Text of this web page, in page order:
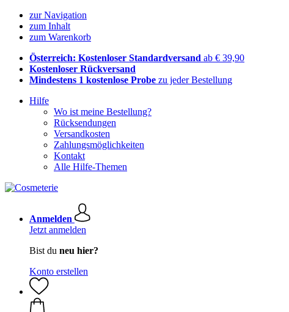
zur Navigation
zum Inhalt
zum Warenkorb
Österreich: Kostenloser Standardversand ab € 39,90
Kostenloser Rückversand
Mindestens 1 kostenlose Probe zu jeder Bestellung
Hilfe
Wo ist meine Bestellung?
Rücksendungen
Versandkosten
Zahlungsmöglichkeiten
Kontakt
Alle Hilfe-Themen
Anmelden
Jetzt anmelden
Bist du neu hier?
Konto erstellen